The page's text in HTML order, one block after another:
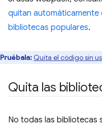
quitan
bibliotecas populares.
Pruébala:Quita el código sin
Quita las
No todas las bibliotecas